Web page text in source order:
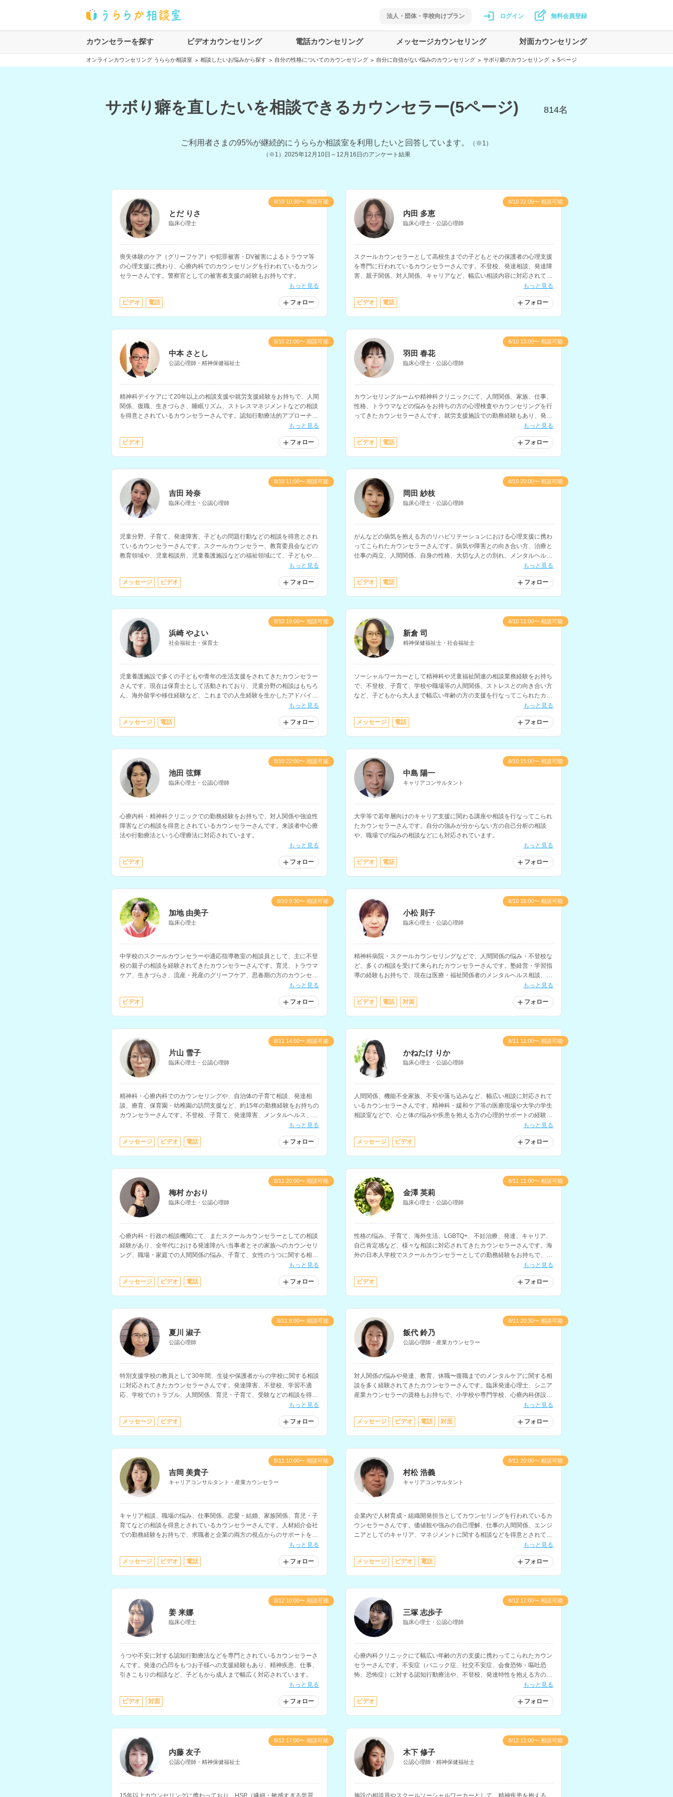
法人・団体・学校向けプラン ログイン 無料会員登録
カウンセラーを探す ビデオカウンセリング 電話カウンセリング メッセージカウンセリング 対面カウンセリング
オンラインカウンセリング うららか相談室 > 相談したいお悩みから探す > 自分の性格についてのカウンセリング > 自分に自信がない悩みのカウンセリング > サボり癖のカウンセリング > 5ページ
サボり癖を直したいを相談できるカウンセラー(5ページ) 814名
ご利用者さまの95%が継続的にうららか相談室を利用したいと回答しています。 （※1）
（※1） 2025年12月10日～12月16日 のアンケート結果
とだ りさ
臨床心理士
喪失体験のケア（グリーフケア）や犯罪被害・DV被害によるトラウマ等
の心理支援に携わり、心療内科でのカウンセリングを行われているカウン
セラーさんです。警察官としての被害者支援の経験もお持ちです。
もっと見る
ビデオ 電話 フォロー
8/10 10:30〜 相談可能
内田 多恵
臨床心理士・公認心理師
スクールカウンセラーとして高校生までの子どもとその保護者の心理支援
を専門に行われているカウンセラーさんです。不登校、発達相談、発達障
害、親子関係、対人関係、キャリアなど、幅広い相談内容に対応されてい
もっと見る
ビデオ 電話 フォロー
8/10 22:00〜 相談可能
中本 さとし
公認心理師・精神保健福祉士
精神科デイケアにて20年以上の相談支援や就労支援経験をお持ちで、人間
関係、復職、生きづらさ、睡眠リズム、ストレスマネジメントなどの相談
を得意とされているカウンセラーさんです。認知行動療法的アプローチを
ベースに、心の回復力を高めたり物事の捉え方を変えるためのサポートに
もっと見る
ビデオ フォロー
8/10 21:00〜 相談可能
羽田 春花
臨床心理士・公認心理師
カウンセリングルームや精神科クリニックにて、人間関係、家族、仕事、
性格、トラウマなどの悩みをお持ちの方の心理検査やカウンセリングを行
ってきたカウンセラーさんです。就労支援施設での勤務経験もあり、発達
に特性のある方の支援や、復職支援に関わってきた経験もお持ちです。
もっと見る
ビデオ 電話 フォロー
8/10 13:00〜 相談可能
吉田 玲奈
臨床心理士・公認心理師
児童分野、子育て、発達障害、子どもの問題行動などの相談を得意とされ
ているカウンセラーさんです。スクールカウンセラー、教育委員会などの
教育領域や、児童相談所、児童養護施設などの福祉領域にて、子どもやそ
もっと見る
メッセージ ビデオ フォロー
8/10 11:00〜 相談可能
岡田 紗枝
臨床心理士・公認心理師
がんなどの病気を抱える方のリハビリテーションにおける心理支援に携わ
ってこられたカウンセラーさんです。病気や障害との向き合い方、治療と
仕事の両立、人間関係、自身の性格、大切な人との別れ、メンタルヘル
もっと見る
ビデオ 電話 フォロー
8/10 20:00〜 相談可能
浜崎 やよい
社会福祉士・保育士
児童養護施設で多くの子どもや青年の生活支援をされてきたカウンセラー
さんです。現在は保育士として活動されており、児童分野の相談はもちろ
ん、海外留学や移住経験など、これまでの人生経験を生かしたアドバイス
も可能です。ファイナンシャルプランナーの資格をお持ちで、お金に関す
もっと見る
メッセージ 電話 フォロー
8/10 19:00〜 相談可能
新倉 司
精神保健福祉士・社会福祉士
ソーシャルワーカーとして精神科や児童福祉関連の相談業務経験をお持ち
で、不登校、子育て、学校や職場等の人間関係、ストレスとの向き合い方
など、子どもから大人まで幅広い年齢の方の支援を行なってこられたカウ
もっと見る
メッセージ 電話 フォロー
8/10 11:00〜 相談可能
池田 弦輝
臨床心理士・公認心理師
心療内科・精神科クリニックでの勤務経験をお持ちで、対人関係や強迫性
障害などの相談を得意とされているカウンセラーさんです。来談者中心療
法や行動療法という心理療法に対応されています。
もっと見る
ビデオ フォロー
8/10 22:00〜 相談可能
中島 陽一
キャリアコンサルタント
大学等で若年層向けのキャリア支援に関わる講座や相談を行なってこられ
たカウンセラーさんです。自分の強みが分からない方の自己分析の相談
や、職場での悩みの相談などにも対応されています。
もっと見る
ビデオ 電話 フォロー
8/10 15:00〜 相談可能
加地 由美子
臨床心理士
中学校のスクールカウンセラーや適応指導教室の相談員として、主に不登
校の親子の相談を経験されてきたカウンセラーさんです。育児、トラウマ
ケア、生きづらさ、流産・死産のグリーフケア、思春期の方のカウンセリ
もっと見る
ビデオ フォロー
8/10 9:30〜 相談可能
小松 則子
臨床心理士・公認心理師
精神科病院・スクールカウンセリングなどで、人間関係の悩み・不登校な
ど、多くの相談を受けて来られたカウンセラーさんです。塾経営・学習指
導の経験もお持ちで、現在は医療・福祉関係者のメンタルヘルス相談、大
学の学生相談、小中学生・保護者の相談などを行っておられます。もっと見る
ビデオ 電話 対面 フォロー
8/10 16:00〜 相談可能
片山 雪子
臨床心理士・公認心理師
精神科・心療内科でのカウンセリングや、自治体の子育て相談、発達相
談、療育、保育園・幼稚園の訪問支援など、約15年の勤務経験をお持ちの
カウンセラーさんです。不登校、子育て、発達障害、メンタルヘルス、生
もっと見る
メッセージ ビデオ 電話 フォロー
8/11 14:00〜 相談可能
かねたけ りか
臨床心理士・公認心理師
人間関係、機能不全家族、不安や落ち込みなど、幅広い相談に対応されて
いるカウンセラーさんです。精神科・緩和ケア等の医療現場や大学の学生
相談室などで、心と体の悩みや疾患を抱える方の心理的サポートの経験を
お持ちで、夢分析などのイメージを用いたアプローチも取り入れられてい
もっと見る
メッセージ ビデオ フォロー
8/11 11:00〜 相談可能
梅村 かおり
臨床心理士・公認心理師
心療内科・行政の相談機関にて、またスクールカウンセラーとしての相談
経験があり、全年代における発達障がい当事者とその家族へのカウンセリ
ング、職場・家庭での人間関係の悩み、子育て、女性のうつに関する相談
もっと見る
メッセージ ビデオ 電話 フォロー
8/11 20:00〜 相談可能
金澤 英莉
臨床心理士・公認心理師
性格の悩み、子育て、海外生活、LGBTQ+、不妊治療、発達、キャリア、
自己肯定感など、様々な相談に対応されてきたカウンセラーさんです。海
外の日本人学校でスクールカウンセラーとしての勤務経験をお持ちで、駐
在帯同や帰国後の生活の悩みの相談などにも対応されています。もっと見る
ビデオ フォロー
8/11 11:00〜 相談可能
夏川 淑子
公認心理師
特別支援学校の教員として30年間、生徒や保護者からの学校に関する相談
に対応されてきたカウンセラーさんです。発達障害、不登校、学習不適
応、学校でのトラブル、人間関係、育児・子育て、受験などの相談を得意
もっと見る
メッセージ ビデオ フォロー
8/11 8:00〜 相談可能
飯代 鈴乃
公認心理師・産業カウンセラー
対人関係の悩みや発達、教育、休職〜復職までのメンタルケアに関する相
談を多く経験されてきたカウンセラーさんです。臨床発達心理士、シニア
産業カウンセラーの資格もお持ちで、小学校や専門学校、心療内科併設の
カウンセリングセンターにて、様々な年齢層へのカウンセリングを経験さ
もっと見る
メッセージ ビデオ 電話 対面 フォロー
8/11 20:30〜 相談可能
吉岡 美貴子
キャリアコンサルタント・産業カウンセラー
キャリア相談、職場の悩み、仕事関係、恋愛・結婚、家族関係、育児・子
育てなどの相談を得意とされているカウンセラーさんです。人材紹介会社
での勤務経験をお持ちで、求職者と企業の両方の視点からのサポートを行
もっと見る
メッセージ ビデオ 電話 フォロー
8/11 10:00〜 相談可能
村松 浩義
キャリアコンサルタント
企業内で人材育成・組織開発担当としてカウンセリングを行われているカ
ウンセラーさんです。価値観や強みの自己理解、仕事の人間関係、エンジ
ニアとしてのキャリア、マネジメントに関する相談などを得意とされてい
もっと見る
メッセージ ビデオ 電話 フォロー
8/11 20:00〜 相談可能
姜 来娜
臨床心理士
うつや不安に対する認知行動療法などを専門とされているカウンセラーさ
んです。発達の凸凹をもつお子様への支援経験もあり、精神疾患、仕事、
引きこもりの相談など、子どもから成人まで幅広く対応されています。
もっと見る
ビデオ 対面 フォロー
8/12 10:00〜 相談可能
三塚 志歩子
臨床心理士・公認心理師
心療内科クリニックにて幅広い年齢の方の支援に携わってこられたカウン
セラーさんです。不安症（パニック症、社交不安症、会食恐怖・嘔吐恐
怖、恐怖症）に対する認知行動療法や、不登校、発達特性を抱える方の支
もっと見る
ビデオ フォロー
8/12 17:00〜 相談可能
内藤 友子
公認心理師・精神保健福祉士
15年以上カウンセリングに携わっており、HSP（繊細・敏感すぎる気質
8/12 17:00〜 相談可能
木下 修子
公認心理師・精神保健福祉士
施設の相談員やスクールソーシャルワーカーとして、精神疾患を抱える
8/12 11:00〜 相談可能